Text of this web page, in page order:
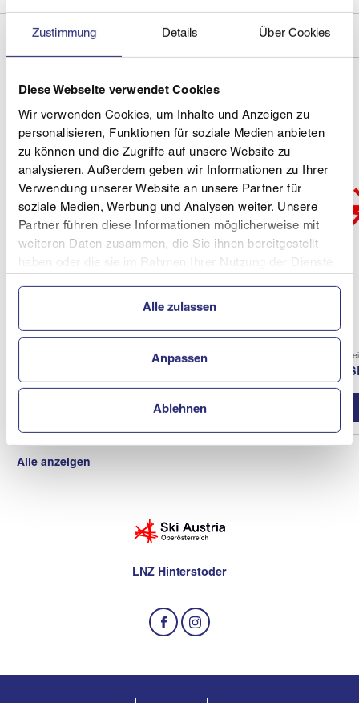
Zustimmung Details Über Cookies
Diese Webseite verwendet Cookies
Wir verwenden Cookies, um Inhalte und Anzeigen zu
personalisieren, Funktionen für soziale Medien anbieten
zu können und die Zugriffe auf unsere Website zu
analysieren. Außerdem geben wir Informationen zu Ihrer
Verwendung unserer Website an unsere Partner für
soziale Medien, Werbung und Analysen weiter. Unsere
Partner führen diese Informationen möglicherweise mit
weiteren Daten zusammen, die Sie ihnen bereitgestellt
Alle zulassen
Anpassen
Ablehnen
Alle anzeigen
LNZ Hinterstoder